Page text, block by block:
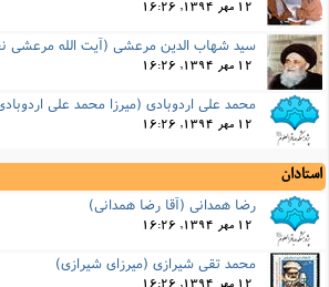
12 مهر 1394, 16:26
سید شهاب الدین مرعشی (آیت الله مرعشی
12 مهر 1394, 16:26
محمد علی اردوبادی (میرزا محمد علی
12 مهر 1394, 16:26
استادان
رضا همدانی (آقا رضا همدانی)
12 مهر 1394, 16:26
محمد تقی شیرازی (میرزای شیرازی)